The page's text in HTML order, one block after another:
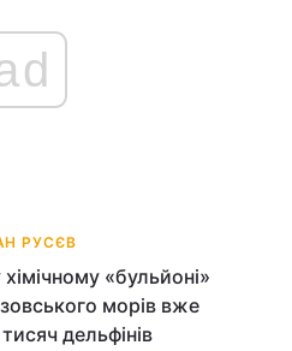
РУСЄВ
«бульйоні»
морів вже
дельфінів